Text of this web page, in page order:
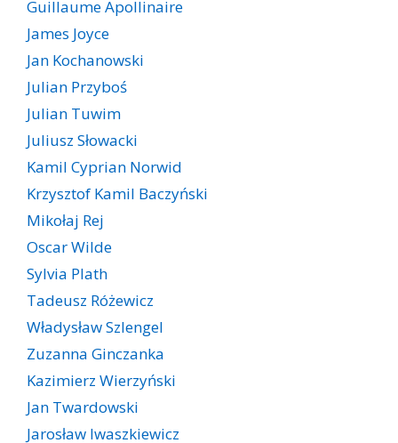
Guillaume Apollinaire
James Joyce
Jan Kochanowski
Julian Przyboś
Julian Tuwim
Juliusz Słowacki
Kamil Cyprian Norwid
Krzysztof Kamil Baczyński
Mikołaj Rej
Oscar Wilde
Sylvia Plath
Tadeusz Różewicz
Władysław Szlengel
Zuzanna Ginczanka
Kazimierz Wierzyński
Jan Twardowski
Jarosław Iwaszkiewicz